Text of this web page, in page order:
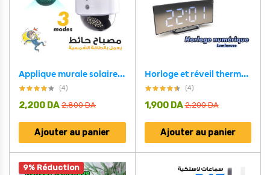
Applique murale solaire à 41 LED avec capteur de mouvement PIR ètanche
(4)
2,800DA
2,200 DA
Ajouter au panier
Horloge et réveil thermomètre de table electronique lumineux
(4)
2,200DA
1,900 DA
Ajouter au panier
9% Réduction